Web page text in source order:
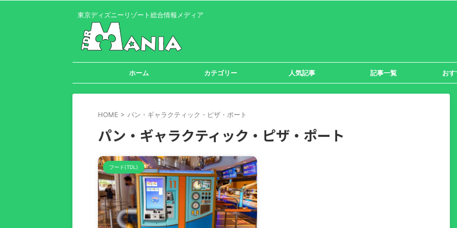
東京ディズニーリゾート総合情報メディア
ホーム カテゴリー 人気記事 記事一覧 お
HOME > パン・ギャラクティック・ピザ・ポート
パン・ギャラクティック・ピザ・ポート
フード(TDL)